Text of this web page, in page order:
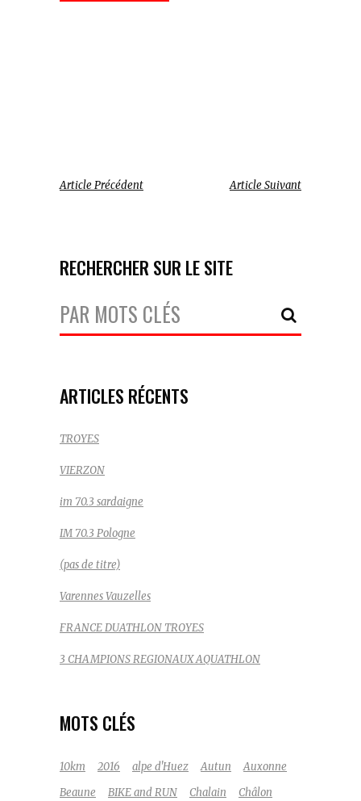
Article Précédent Article Suivant
RECHERCHER SUR LE SITE
Votre
Recherche:
ARTICLES RÉCENTS
TROYES
VIERZON
im 70.3 sardaigne
IM 70.3 Pologne
(pas de titre)
Varennes Vauzelles
FRANCE DUATHLON TROYES
3 CHAMPIONS REGIONAUX AQUATHLON
MOTS CLÉS
10km 2016 alpe d'Huez Autun
Auxonne
Beaune
BIKE and RUN Chalain
Châlon